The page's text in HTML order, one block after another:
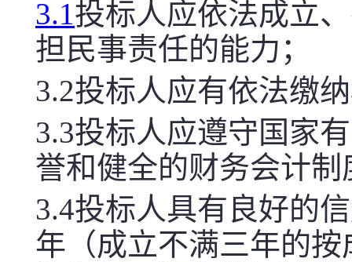
3.1投标人应依法成立
担民事责任的能力；
3.2投标人应有依法缴
3.3投标人应遵守国家
誉和健全的财务会计制
3.4投标人具有良好的
年（成立不满三年的